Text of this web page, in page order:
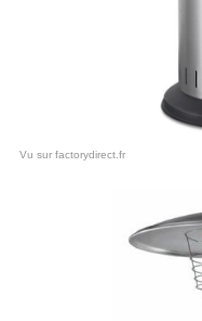
Vu sur factorydirect.fr